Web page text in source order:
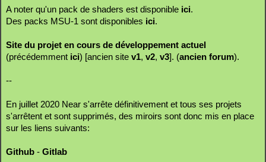
A noter qu'un pack de shaders est disponible ici.
Des packs MSU-1 sont disponibles ici.
Site du projet en cours de développement actuel
(précédemment ici) [ancien site v1, v2, v3]. (ancien forum).
--
En juillet 2020 Near s'arrête définitivement et tous ses projets
s'arrêtent et sont supprimés, des miroirs sont donc mis en place
sur les liens suivants:
Github - Gitlab